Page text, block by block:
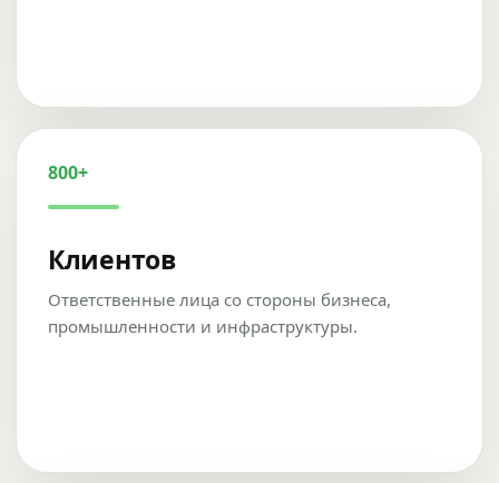
800+
Клиентов
Ответственные лица со стороны бизнеса,
промышленности и инфраструктуры.